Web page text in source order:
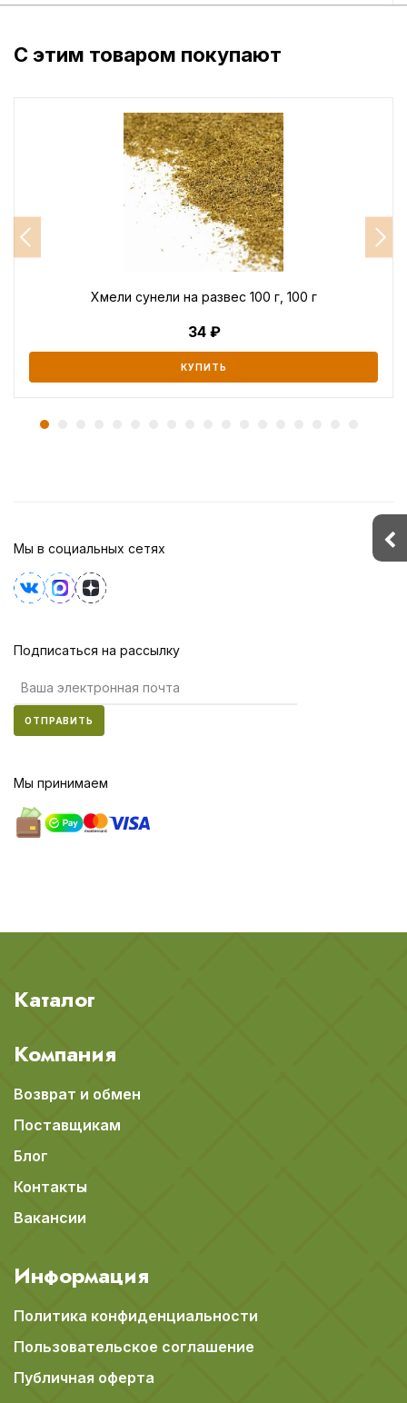
С этим товаром покупают
Хмели сунели на развес 100 г, 100 г
34
КУПИТЬ
Мы в социальных сетях
Подписаться на рассылку
ОТПРАВИТЬ
Мы принимаем
Каталог
Компания
Возврат и обмен
Поставщикам
Блог
Контакты
Вакансии
Информация
Политика конфиденциальности
Пользовательское соглашение
Публичная оферта